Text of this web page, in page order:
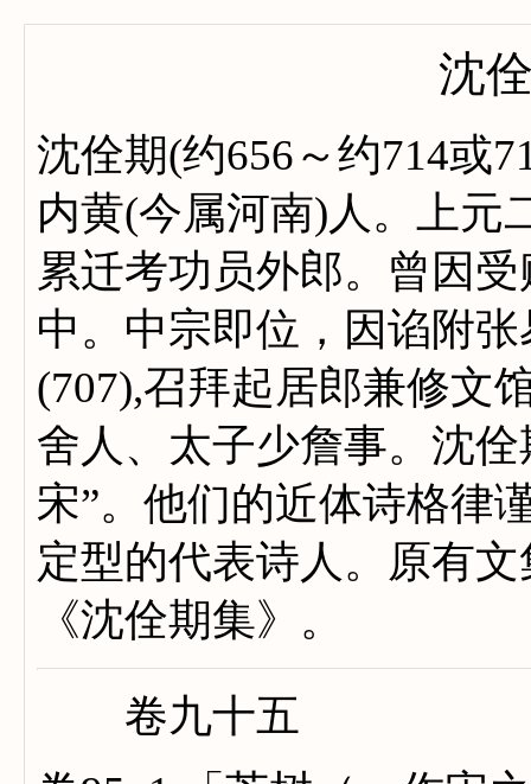
沈
沈佺期(约656～约714或
内黄(今属河南)人。上元
累迁考功员外郎。曾因
中。中宗即位，因谄附
(707),召拜起居郎兼修文
舍人、太子少詹事。沈
宋”。他们的近体诗格律
定型的代表诗人。原有
《沈佺
卷九十五